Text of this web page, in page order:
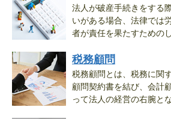
法人が破産手続きをする
いがある場合、法律では
者が責任を果たすための
税務顧問
税務顧問とは、税務に関
顧問契約書を結び、会計
って法人の経営の右腕と